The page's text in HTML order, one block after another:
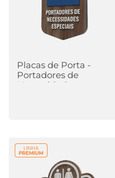
Placas de Porta -
Portadores de
Necessidades